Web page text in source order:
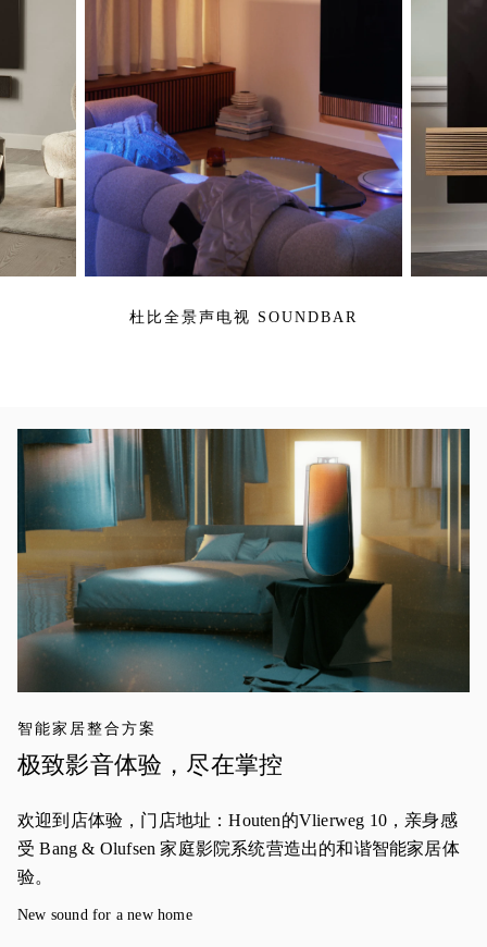
杜比全景声电视 SOUNDBAR
活动图片
智能家居整合方案
极致影音体验，尽在掌控
欢迎到店体验，门店地址：Houten的Vlierweg 10，亲身感
受 Bang & Olufsen 家庭影院系统营造出的和谐智能家居体
验。
New sound for a new home